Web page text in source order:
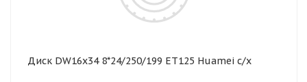
Диск DW16х34 8*24/250/199 ЕТ125 Huamei с/х